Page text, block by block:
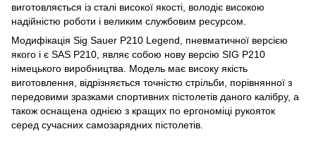
виготовляється із сталі високої якості, володіє високою
надійністю роботи і великим службовим ресурсом.
Модифікація Sig Sauer P210 Legend, пневматичної версією
якого і є SAS P210, являє собою нову версію SIG P210
німецького виробництва. Модель має високу якість
виготовлення, відрізняється точністю стрільби, порівнянної з
передовими зразками спортивних пістолетів даного калібру, а
також оснащена однією з кращих по ергономіці рукояток
серед сучасних самозарядних пістолетів.